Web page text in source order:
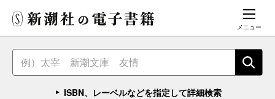
メニュー
ISBN、レーベルなどを指定して詳細検索